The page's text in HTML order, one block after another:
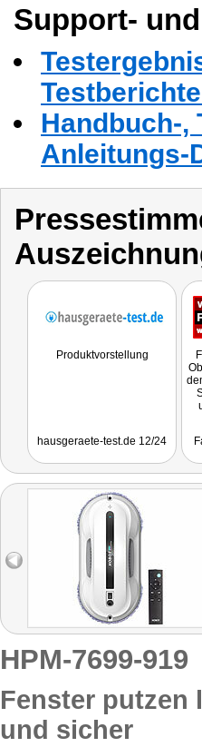
Support-
Handbuch-,
Anleitungs-
Produktvorstellung
hausgeraete-test.de 12/24
HPM-7699-
Fenster putzen
und sicher